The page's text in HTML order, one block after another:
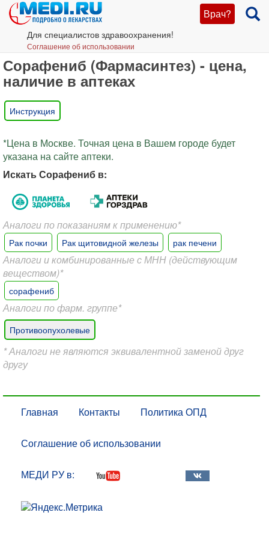
Врач?
Для специалистов здравоохранения!
Соглашение об использовании
Сорафениб (Фармасинтез) - цена,
наличие в аптеках
Инструкция
*Цена в Москве. Точная цена в Вашем городе будет
указана на сайте аптеки.
Искать Сорафениб в:
Аналоги по показаниям к применению*
Рак почки Рак щитовидной железы рак печени
Аналоги и комбинированные с МНН (действующим
веществом)*
сорафениб
Аналоги по фарм. группе*
Противоопухолевые
* Аналоги не являются эквивалентной заменой друг
другу
Главная Контакты Политика ОПД
Соглашение об использовании
МЕДИ РУ в: